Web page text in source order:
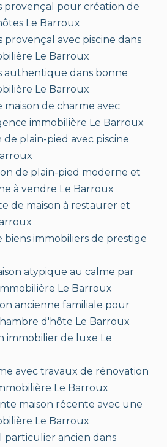
provençal pour création de
Le Barroux
provençal avec piscine dans
Le Barroux
authentique dans bonne
Le Barroux
maison de charme avec
immobilière Le Barroux
de plain-pied avec piscine
de plain-pied moderne et
à vendre Le Barroux
de maison à restaurer et
biens immobiliers de prestige
atypique au calme par
Le Barroux
ancienne familiale pour
d'hôte Le Barroux
immobilier de luxe Le
avec travaux de rénovation
Le Barroux
maison récente avec une
Le Barroux
particulier ancien dans